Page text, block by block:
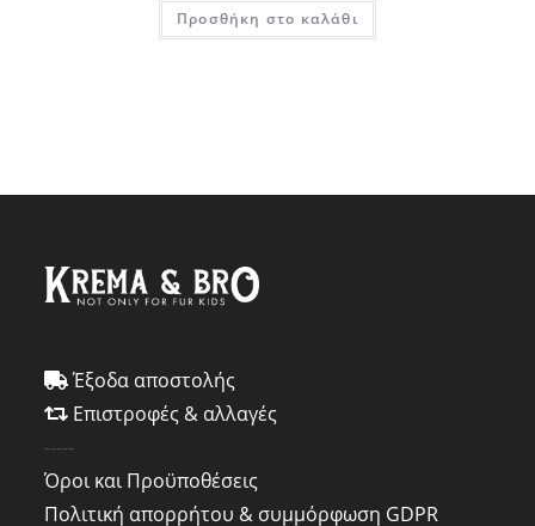
Προσθήκη στο καλάθι
Έξοδα αποστολής
Επιστροφές & αλλαγές
-----
Όροι και Προϋποθέσεις
Πολιτική απορρήτου & συμμόρφωση GDPR